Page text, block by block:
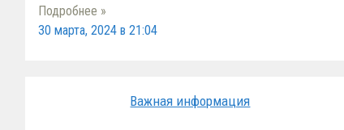
Подробнее »
30 марта, 2024 в 21:04
Важная информация